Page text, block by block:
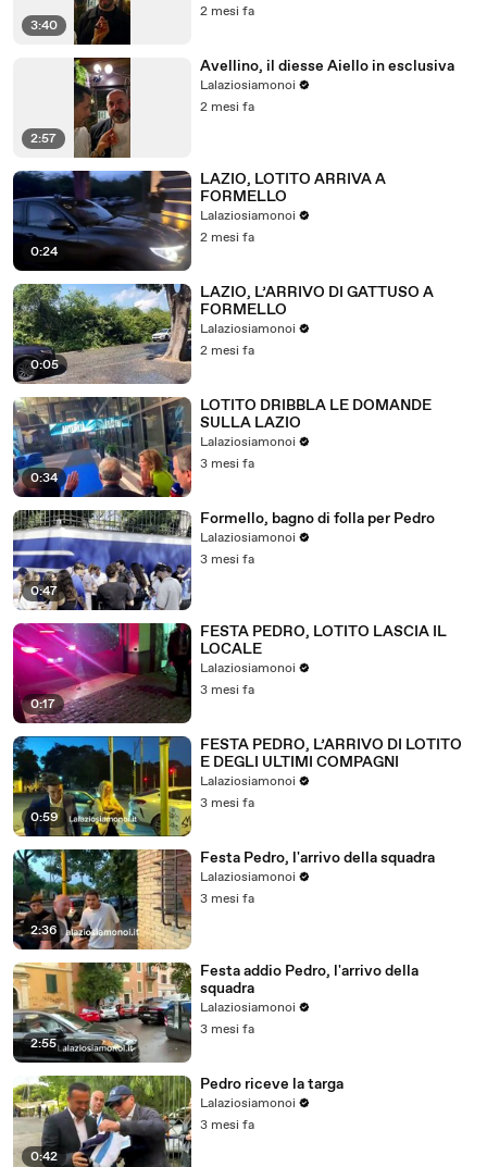
3:40
2 mesi fa
2:57
Avellino, il diesse Aiello in esclusiva
Lalaziosiamonoi
2 mesi fa
0:24
LAZIO, LOTITO ARRIVA A
FORMELLO
Lalaziosiamonoi
2 mesi fa
0:05
LAZIO, L’ARRIVO DI GATTUSO A
FORMELLO
Lalaziosiamonoi
2 mesi fa
0:34
LOTITO DRIBBLA LE DOMANDE
SULLA LAZIO
Lalaziosiamonoi
3 mesi fa
0:47
Formello, bagno di folla per Pedro
Lalaziosiamonoi
3 mesi fa
0:17
FESTA PEDRO, LOTITO LASCIA IL
LOCALE
Lalaziosiamonoi
3 mesi fa
0:59
FESTA PEDRO, L’ARRIVO DI LOTITO
E DEGLI ULTIMI COMPAGNI
Lalaziosiamonoi
3 mesi fa
2:36
Festa Pedro, l'arrivo della squadra
Lalaziosiamonoi
3 mesi fa
2:55
Festa addio Pedro, l'arrivo della
squadra
Lalaziosiamonoi
3 mesi fa
0:42
Pedro riceve la targa
Lalaziosiamonoi
3 mesi fa